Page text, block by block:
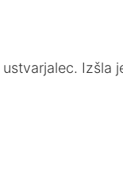
Izšla